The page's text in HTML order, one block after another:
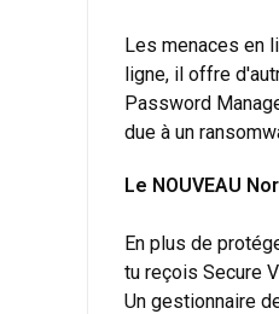
Les menaces en
ligne, il offre
Password
due à un
Le NOUVEAU
En plus de
tu reçois Secure
Un gestionnaire